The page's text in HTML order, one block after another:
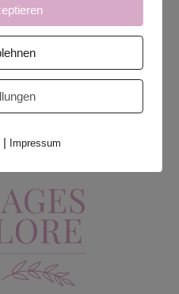
mir
hochzeitsplanung.de
| Impressum